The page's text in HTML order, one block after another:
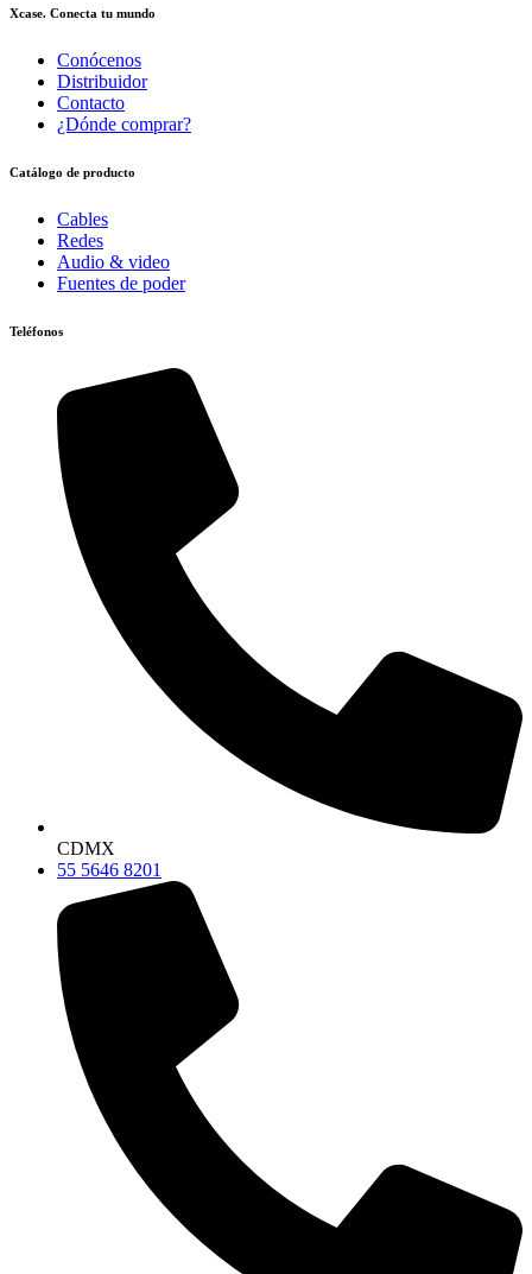
Xcase. Conecta tu mundo
Conócenos
Distribuidor
Contacto
¿Dónde comprar?
Catálogo de producto
Cables
Redes
Audio & video
Fuentes de poder
Teléfonos
CDMX
55 5646 8201